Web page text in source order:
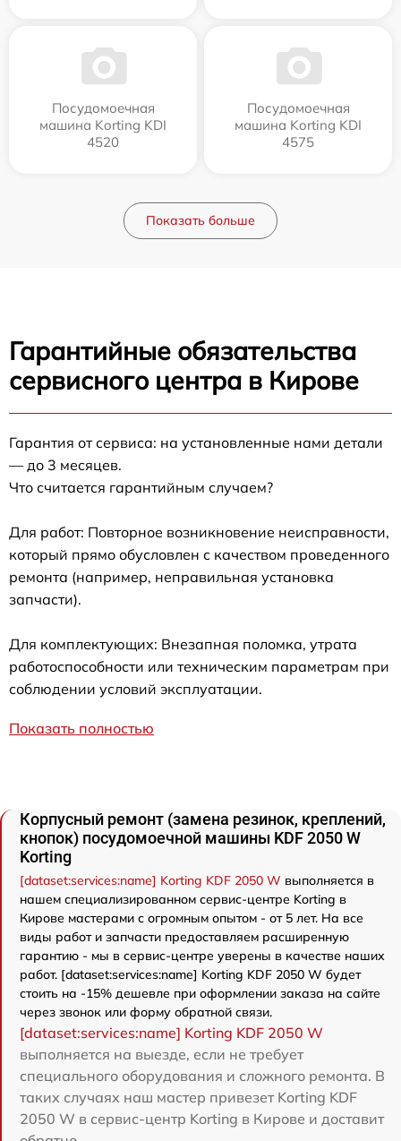
Посудомоечная
машина Korting KDI
4520
Посудомоечная
машина Korting KDI
4575
Показать больше
Гарантийные обязательства
сервисного центра в Кирове
Гарантия от сервиса: на установленные нами детали
— до 3 месяцев.
Что считается гарантийным случаем?
Для работ: Повторное возникновение неисправности,
который прямо обусловлен с качеством проведенного
ремонта (например, неправильная установка
запчасти).
Для комплектующих: Внезапная поломка, утрата
работоспособности или техническим параметрам при
соблюдении условий эксплуатации.
Показать полностью
Корпусный ремонт (замена резинок, креплений,
кнопок) посудомоечной машины KDF 2050 W
Korting
[dataset:services:name] Korting KDF 2050 W выполняется в
нашем специализированном сервис-центре Korting в
Кирове мастерами с огромным опытом - от 5 лет. На все
виды работ и запчасти предоставляем расширенную
гарантию - мы в сервис-центре уверены в качестве наших
работ. [dataset:services:name] Korting KDF 2050 W будет
стоить на -15% дешевле при оформлении заказа на сайте
через звонок или форму обратной связи.
[dataset:services:name] Korting KDF 2050 W
выполняется на выезде, если не требует
специального оборудования и сложного ремонта. В
таких случаях наш мастер привезет Korting KDF
2050 W в сервис-центр Korting в Кирове и доставит